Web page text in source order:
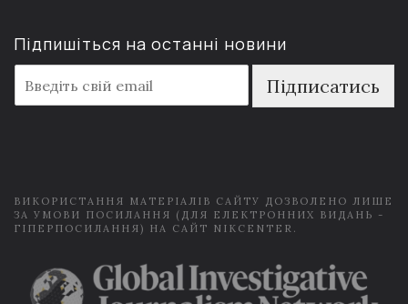
Підпишіться на останні новини
m
a
Підписатись
ВИКОРИСТАННЯ МАТЕРІАЛІВ САЙТУ ДОЗВОЛЕНО ЛИШЕ
ЗА УМОВИ ПОСИЛАННЯ (ДЛЯ ЕЛЕКТРОННИХ ВИДАНЬ -
ГІПЕРПОСИЛАННЯ) НА САЙТ NIKCENTER.